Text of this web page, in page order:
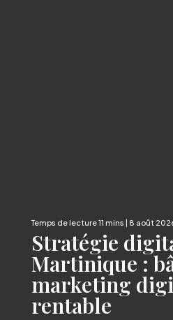
| 8 août
Stratégie
Martinique :
marketing
rentable